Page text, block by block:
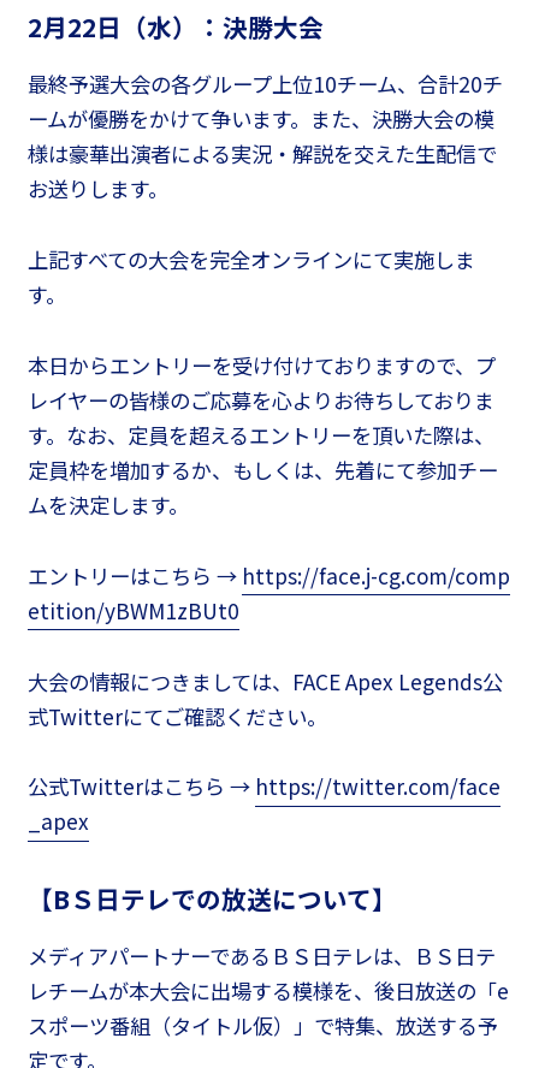
2月22日（水）：決勝大会
最終予選大会の各グループ上位10チーム、合計20チ
ームが優勝をかけて争います。また、決勝大会の模
様は豪華出演者による実況・解説を交えた生配信で
お送りします。
上記すべての大会を完全オンラインにて実施しま
す。
本日からエントリーを受け付けておりますので、プ
レイヤーの皆様のご応募を心よりお待ちしておりま
す。なお、定員を超えるエントリーを頂いた際は、
定員枠を増加するか、もしくは、先着にて参加チー
ムを決定します。
エントリーはこちら → https://face.j-cg.com/comp
etition/yBWM1zBUt0
大会の情報につきましては、FACE Apex Legends公
式Twitterにてご確認ください。
公式Twitterはこちら → https://twitter.com/face
_apex
【BＳ日テレでの放送について】
メディアパートナーであるＢＳ日テレは、ＢＳ日テ
レチームが本大会に出場する模様を、後日放送の「e
スポーツ番組（タイトル仮）」で特集、放送する予
定です。